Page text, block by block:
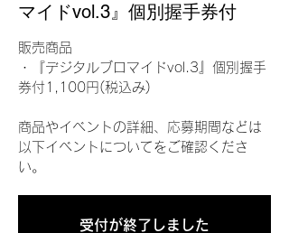
マイドvol.3』個別握手券付
販売商品
・『デジタルブロマイドvol.3』個別握手
券付1,100円(税込み)
商品やイベントの詳細、応募期間などは
以下イベントについてをご確認くださ
い。
受付が終了しました